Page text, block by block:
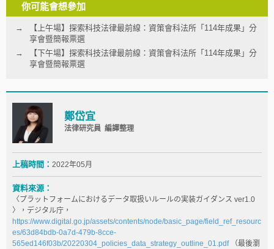
你可能會想參加
【上午場】探索科技法律最前線：資策會科法所「114年成果」分
享會暨簡報票選
【下午場】探索科技法律最前線：資策會科法所「114年成果」分
享會暨簡報票選
鄭岱宜
法律研究員 編譯整理
上稿時間： 2022年05月
資料來源：
〈プラットフォームにおけるデータ取扱いルールの実装ガイダンス ver1.0
〉，デジタル庁，
https://www.digital.go.jp/assets/contents/node/basic_page/field_ref_resourc
es/63d84bdb-0a7d-479b-8cce-
565ed146f03b/20220304_policies_data_strategy_outline_01.pdf（最後瀏